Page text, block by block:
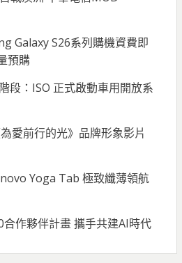
Galaxy S26系列購機資費即
預購
段：ISO 正式啟動車用開放系
愛前行的光》品牌形象影片
Yoga Tab 極致纖薄領航
作夥伴計畫 攜手共建AI時代